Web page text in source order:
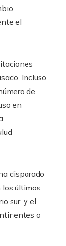
el
incluso
de
en
disparado
los últimos
sur, y el
a